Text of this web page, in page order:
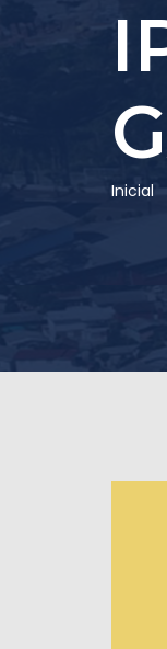
Inicial